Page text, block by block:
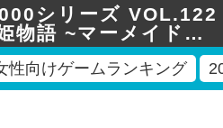
シリーズ VOL.122
物語 ~マーメイドプ
のレビュー
性向けゲームランキング